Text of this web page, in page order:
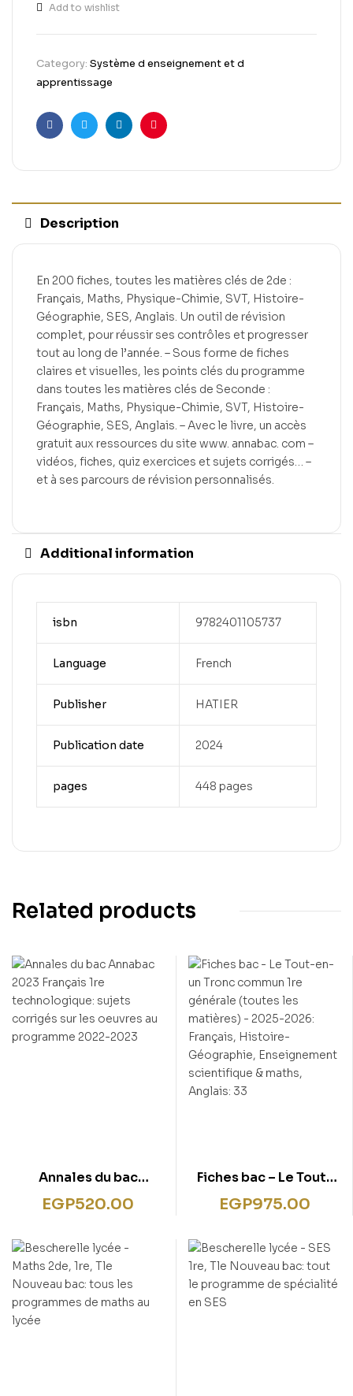
Add to wishlist
Category: Système d enseignement et d
apprentissage
FacebookTwitterLinkedinPinterest
Description
En 200 fiches, toutes les matières clés de 2de :
Français, Maths, Physique-Chimie, SVT, Histoire-
Géographie, SES, Anglais. Un outil de révision
complet, pour réussir ses contrôles et progresser
tout au long de l’année. – Sous forme de fiches
claires et visuelles, les points clés du programme
dans toutes les matières clés de Seconde :
Français, Maths, Physique-Chimie, SVT, Histoire-
Géographie, SES, Anglais. – Avec le livre, un accès
gratuit aux ressources du site www. annabac. com –
vidéos, fiches, quiz exercices et sujets corrigés… –
et à ses parcours de révision personnalisés.
Additional information
isbn 9782401105737
Language French
Publisher HATIER
Publication date 2024
pages 448 pages
Related products
Annales du bac
Annabac 2023 Français
1re technologique:
oeuvres au programme
2022-2023
EGP520.00
Fiches bac – Le Tout-
en-un Tronc commun
1re générale (toutes
2026: Français,
Histoire-Géographie,
Enseignement
scientifique & maths,
EGP975.00